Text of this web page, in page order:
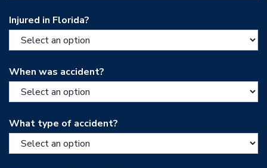
Injured in Florida?
When was accident?
What type of accident?